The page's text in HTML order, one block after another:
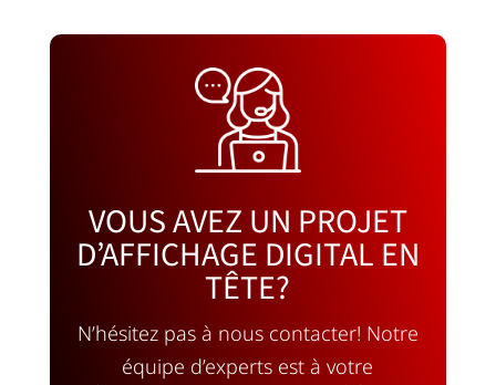
VOUS AVEZ UN PROJET
D’AFFICHAGE DIGITAL EN
TÊTE?
N’hésitez pas à nous contacter! Notre
équipe d’experts est à votre